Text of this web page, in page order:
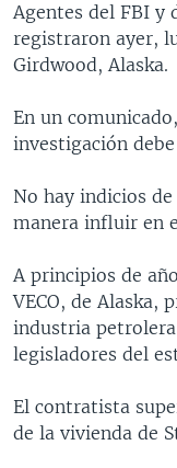
PERÚ
ECUADOR
BRASIL
GUATEMALA
HONDURAS
LIBERTAD DE
MUNDO
DEPORTES
LIBERTAD DE PRENSA
UCRANIA
VIDEOS
AUDIOS
PROGRAMAS TV
FORO
LAS CLAVES
PANORAMA
AVANCE
BUENOS DÍAS
ESTADOS UNIDOS
FORO [RADIO]
DIRECT
Learning English
Agentes del FBI y
registraron ayer,
Girdwood, Alaska.
En un
investigación
No hay indicios
manera influir en
A principios de
VECO, de Alaska,
industria
legisladores del
El contratista
de la vivienda de